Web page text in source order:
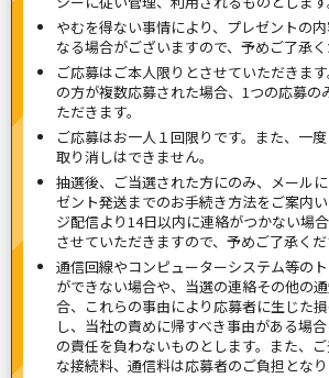
やむを得ない事情により、プレゼントの
なる場合がございますので、予めご了承く
ご応募はご本人限りとさせていただきま
の方が複数応募された場合、1つの応募の
ただきます。
ご応募はお一人１回限りです。また、一
取り消しはできません。
抽選後、ご当選された方にのみ、メール
ゼント発送までのお手続き方法をご案内
ジ配信より14日以内に連絡がつかない場
させていただきますので、予めご了承くだ
通信回線やコンピューターシステム等の
ができない場合や、当選の連絡その他の
合、これらの事由により応募者に生じた
し、当社の責めに帰すべき事由がある場
の責任を負わないものとします。また、
な接続料、通信料は応募者のご負担となり